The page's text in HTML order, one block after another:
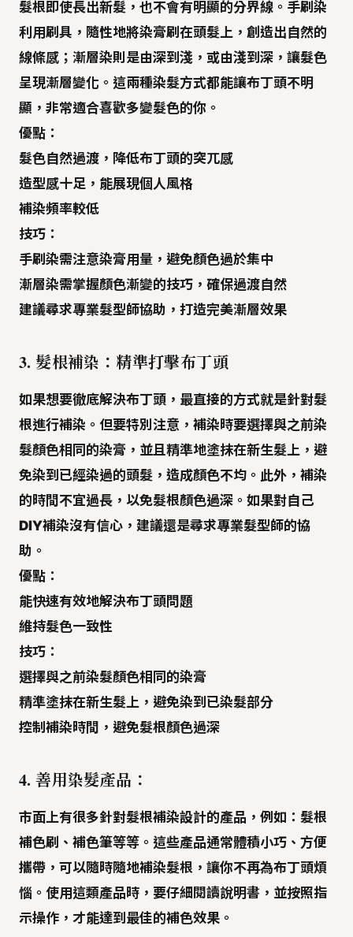
髮根即使長出新髮，也不會有明顯的分界線。手刷染
利用刷具，隨性地將染膏刷在頭髮上，創造出自然的
線條感；漸層染則是由深到淺，或由淺到深，讓髮色
呈現漸層變化。這兩種染髮方式都能讓布丁頭不明
顯，非常適合喜歡多變髮色的你。
優點：
髮色自然過渡，降低布丁頭的突兀感
造型感十足，能展現個人風格
補染頻率較低
技巧：
手刷染需注意染膏用量，避免顏色過於集中
漸層染需掌握顏色漸變的技巧，確保過渡自然
建議尋求專業髮型師協助，打造完美漸層效果
3. 髮根補染： 精準打擊布丁頭
如果想要徹底解決布丁頭，最直接的方式就是針對髮
根進行補染 。但要特別注意，補染時要選擇與之前染
髮顏色相同的染膏，並且精準地塗抹在新生髮上，避
免染到已經染過的頭髮，造成顏色不均。此外，補染
的時間不宜過長，以免髮根顏色過深。如果對自己
DIY補染沒有信心，建議還是尋求專業髮型師的協
助。
優點：
能快速有效地解決布丁頭問題
維持髮色一致性
技巧：
選擇與之前染髮顏色相同的染膏
精準塗抹在新生髮上，避免染到已染髮部分
控制補染時間，避免髮根顏色過深
4. 善用染髮產品：
市面上有很多針對髮根補染設計的產品，例如：髮根
補色刷、補色筆等等。這些產品通常體積小巧、方便
攜帶，可以隨時隨地補染髮根，讓你不再為布丁頭煩
惱。使用這類產品時，要仔細閱讀說明書，並按照指
示操作，才能達到最佳的補色效果。